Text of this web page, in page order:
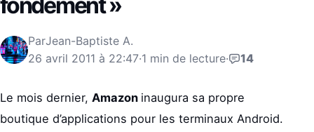
ParJean-Baptiste A.
26 avril 2011 à 22:47·1 min de lecture· 14
Le mois dernier, Amazon inaugura sa propre
boutique d’applications pour les terminaux Android.